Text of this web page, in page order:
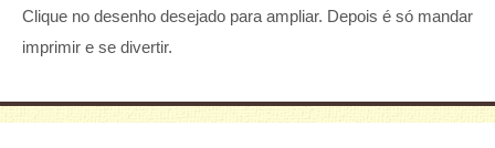
Clique no desenho desejado para ampliar. Depois é só mandar
imprimir e se divertir.